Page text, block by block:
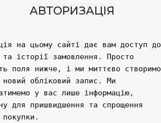
АВТОРИЗАЦІЯ
на цьому сайті дає вам доступ до
та історії замовлення. Просто
поля нижче, і ми миттєво створимо
обліковий запис. Ми
у вас лише інформацію,
для пришвидшення та спрощення
покупки.